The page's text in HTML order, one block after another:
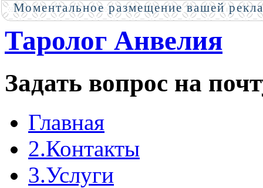
Таролог Анвелия
Задать вопрос на
Главная
2.Контакты
3.Услуги
Моментальное размещение вашей